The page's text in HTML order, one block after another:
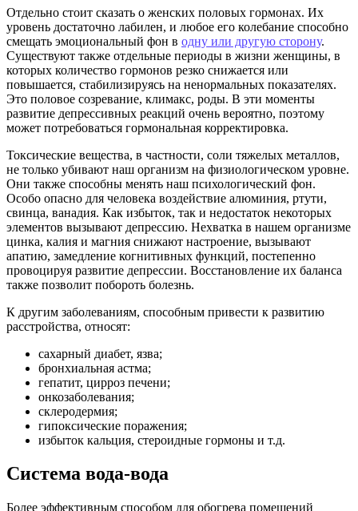
Отдельно стоит сказать о женских половых гормонах. Их
уровень достаточно лабилен, и любое его колебание способно
смещать эмоциональный фон в одну или другую сторону.
Существуют также отдельные периоды в жизни женщины, в
которых количество гормонов резко снижается или
повышается, стабилизируясь на ненормальных показателях.
Это половое созревание, климакс, роды. В эти моменты
развитие депрессивных реакций очень вероятно, поэтому
может потребоваться гормональная корректировка.
Токсические вещества, в частности, соли тяжелых металлов,
не только убивают наш организм на физиологическом уровне.
Они также способны менять наш психологический фон.
Особо опасно для человека воздействие алюминия, ртути,
свинца, ванадия. Как избыток, так и недостаток некоторых
элементов вызывают депрессию. Нехватка в нашем организме
цинка, калия и магния снижают настроение, вызывают
апатию, замедление когнитивных функций, постепенно
провоцируя развитие депрессии. Восстановление их баланса
также позволит побороть болезнь.
К другим заболеваниям, способным привести к развитию
расстройства, относят:
сахарный диабет, язва;
бронхиальная астма;
гепатит, цирроз печени;
онкозаболевания;
склеродермия;
гипоксические поражения;
избыток кальция, стероидные гормоны и т.д.
Система вода-вода
Более эффективным способом для обогрева помещений